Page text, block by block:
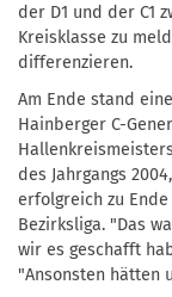
der D1 und der C1
Kreisklasse zu
differenzieren.
Am Ende stand
Hainberger C-
des Jahrgangs
erfolgreich zu
Bezirksliga. "Das
wir es geschafft
"Ansonsten hätten